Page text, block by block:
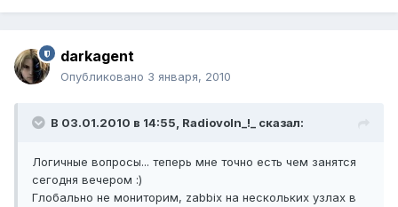
darkagent
Опубликовано 3 января, 2010
В 03.01.2010 в 14:55, Radiovoln_!_ сказал:
Логичные вопросы... теперь мне точно есть чем занятся
сегодня вечером :)
Глобально не мониторим, zabbix на нескольких узлах в